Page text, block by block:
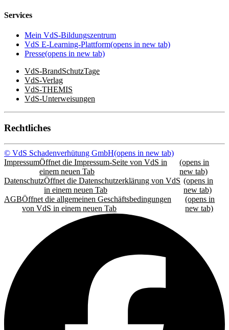
Services
Mein VdS-Bildungszentrum
VdS E-Learning-Plattform(opens in new tab)
Presse(opens in new tab)
VdS-BrandSchutzTage
VdS-Verlag
VdS-THEMIS
VdS-Unterweisungen
Rechtliches
© VdS Schadenverhütung GmbH(opens in new tab)
ImpressumÖffnet die Impressum-Seite von VdS in
einem neuen Tab
(opens in
new tab)
DatenschutzÖffnet die Datenschutzerklärung von VdS
in einem neuen Tab
(opens in
new tab)
AGBÖffnet die allgemeinen Geschäftsbedingungen
von VdS in einem neuen Tab
(opens in
new tab)